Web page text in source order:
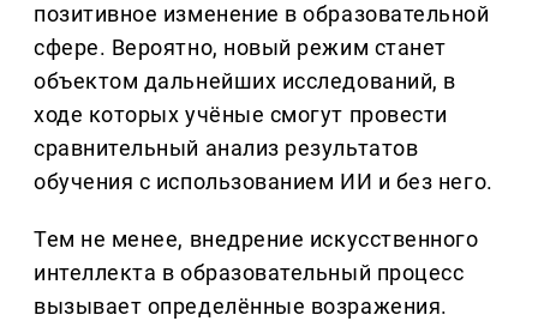
позитивное изменение в образовательной
сфере. Вероятно, новый режим станет
объектом дальнейших исследований, в
ходе которых учёные смогут провести
сравнительный анализ результатов
обучения с использованием ИИ и без него.
Тем не менее, внедрение искусственного
интеллекта в образовательный процесс
вызывает определённые возражения.